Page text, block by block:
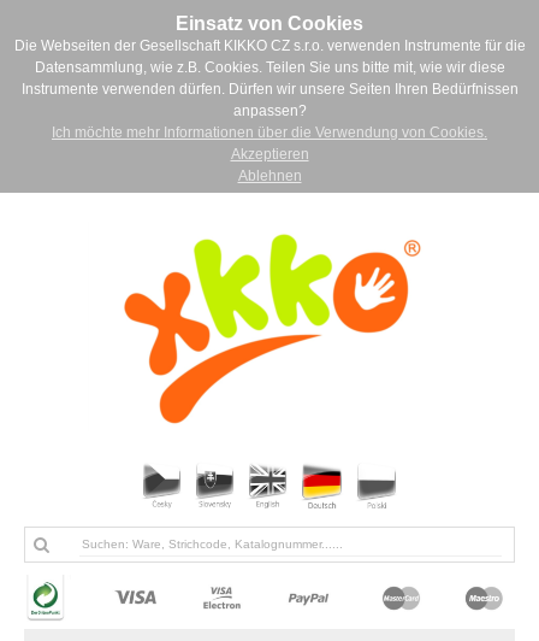
Einsatz von Cookies
Die Webseiten der Gesellschaft KIKKO CZ s.r.o. verwenden Instrumente für die
Datensammlung, wie z.B. Cookies. Teilen Sie uns bitte mit, wie wir diese
Instrumente verwenden dürfen. Dürfen wir unsere Seiten Ihren Bedürfnissen
anpassen?
Ich möchte mehr Informationen über die Verwendung von Cookies.
Akzeptieren
Ablehnen